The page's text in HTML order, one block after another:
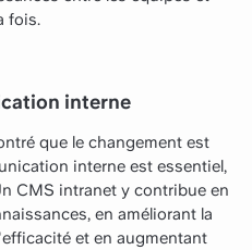
fois.
interne
que le changement est
interne est essentiel,
CMS intranet y contribue en
en améliorant la
et en augmentant